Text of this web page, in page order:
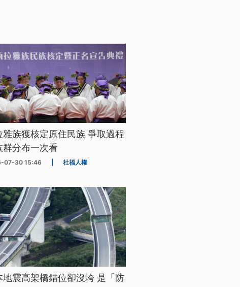
雅族獲核定原住民族 爭取過程
群分布一次看
07-30 15:46 社福人權
地震高架橋錯位卻沒垮 是「防